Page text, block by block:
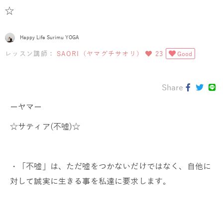
☆
Happy Life Surimu YOGA
レッスン講師： SAORI（ヤマグチサオリ） 23 Good
Share
ーヤマー
☆サティア(不嘘)☆
・「不嘘」は、ただ嘘をつかないだけではなく、自他に
対して誠実に生きる事を私達に要求します。